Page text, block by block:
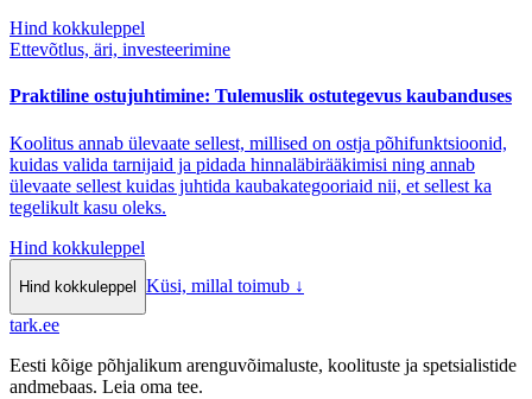
Hind kokkuleppel
Ettevõtlus, äri, investeerimine
Praktiline ostujuhtimine: Tulemuslik ostutegevus kaubanduses
Koolitus annab ülevaate sellest, millised on ostja põhifunktsioonid,
kuidas valida tarnijaid ja pidada hinnaläbirääkimisi ning annab
ülevaate sellest kuidas juhtida kaubakategooriaid nii, et sellest ka
tegelikult kasu oleks.
Hind kokkuleppel
Hind kokkuleppel Küsi, millal toimub ↓
tark.ee
Eesti kõige põhjalikum arenguvõimaluste, koolituste ja spetsialistide
andmebaas. Leia oma tee.